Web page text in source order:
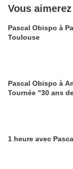
Vous
Pascal Obispo à
Toulouse
Pascal Obispo à
Tournée "30 ans
1 heure avec